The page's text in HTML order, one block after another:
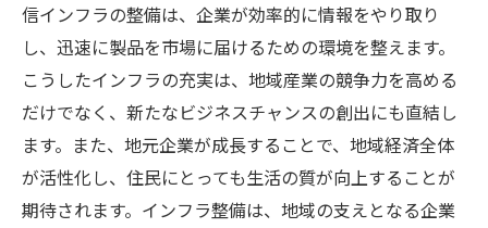
信インフラの整備は、企業が効率的に情報をやり取り
し、迅速に製品を市場に届けるための環境を整えます。
こうしたインフラの充実は、地域産業の競争力を高める
だけでなく、新たなビジネスチャンスの創出にも直結し
ます。また、地元企業が成長することで、地域経済全体
が活性化し、住民にとっても生活の質が向上することが
期待されます。インフラ整備は、地域の支えとなる企業